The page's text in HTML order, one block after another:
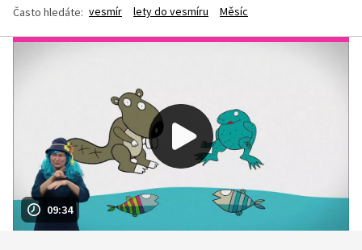
Často hledáte: vesmír lety do vesmíru Měsíc
09:34